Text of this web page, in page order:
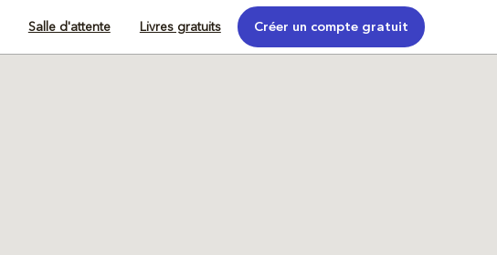
Salle d'attente Livres gratuits Créer un compte gratuit